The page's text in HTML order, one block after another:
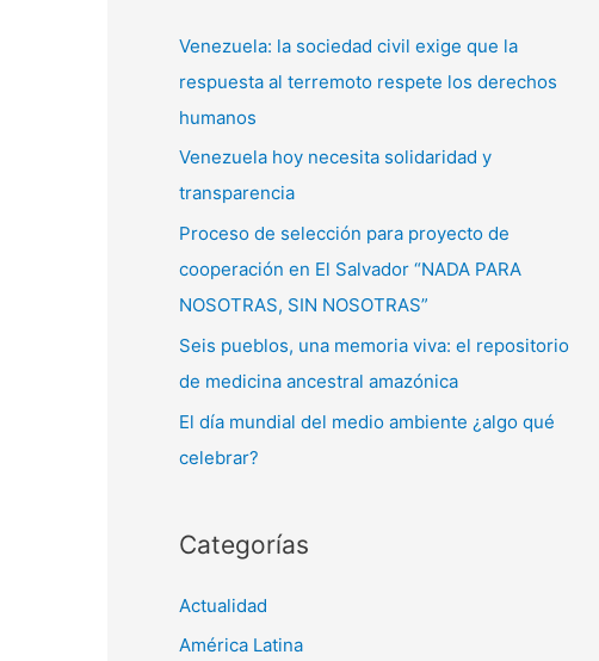
a
r
p
Venezuela: la sociedad civil exige que la
respuesta al terremoto respete los derechos
humanos
Venezuela hoy necesita solidaridad y
transparencia
Proceso de selección para proyecto de
cooperación en El Salvador “NADA PARA
NOSOTRAS, SIN NOSOTRAS”
Seis pueblos, una memoria viva: el repositorio
de medicina ancestral amazónica
El día mundial del medio ambiente ¿algo qué
celebrar?
Categorías
Actualidad
América Latina